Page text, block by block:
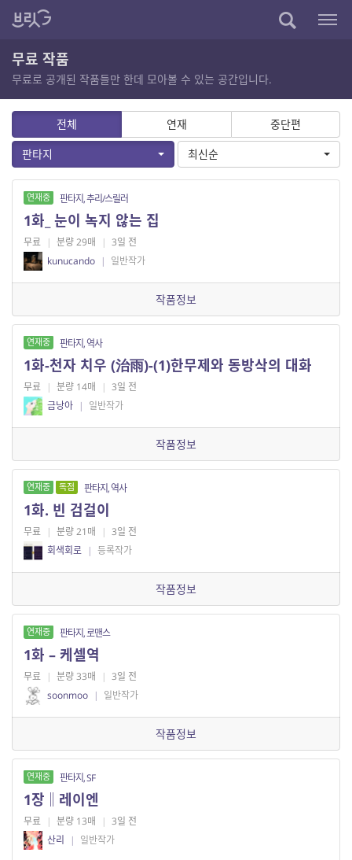
무료 작품
무료로 공개된 작품들만 한데 모아볼 수 있는 공간입니다.
전체 연재
중단편
판타지
최신순
연재중 판타지, 추리/스릴러
1화_ 눈이 녹지 않는 집
무료 | 분량 29매 | 3일 전
kunucando | 일반작가
작품정보
연재중 판타지, 역사
1화-천자 치우 (治雨)-(1)한무제와 동방삭의 대화
무료 | 분량 14매 | 3일 전
금낭아 | 일반작가
작품정보
연재중 독점 판타지, 역사
1화. 빈 검걸이
무료 | 분량 21매 | 3일 전
회색회로 | 등록작가
작품정보
연재중 판타지, 로맨스
1화 – 케셀역
무료 | 분량 33매 | 3일 전
soonmoo | 일반작가
작품정보
연재중 판타지, SF
1장‖레이엔
무료 | 분량 13매 | 3일 전
산리
| 일반작가